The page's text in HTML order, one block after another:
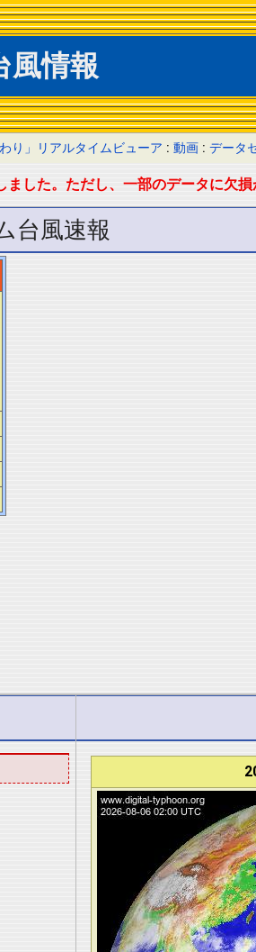
風情報
り」リアルタイムビューア : 動画 : データ
した。ただし、一部のデータに欠
台風速報